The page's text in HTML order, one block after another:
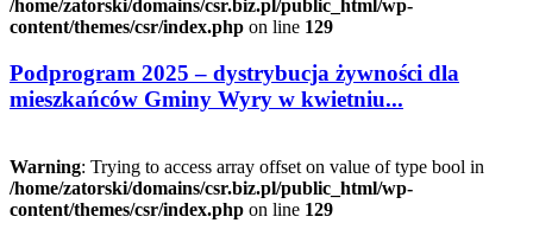
/home/zatorski/domains/csr.biz.pl/public_html/wp-
content/themes/csr/index.php on line 129
Podprogram 2025 – dystrybucja żywności dla
mieszkańców Gminy Wyry w kwietniu...
Warning: Trying to access array offset on value of type bool in
/home/zatorski/domains/csr.biz.pl/public_html/wp-
content/themes/csr/index.php on line 129